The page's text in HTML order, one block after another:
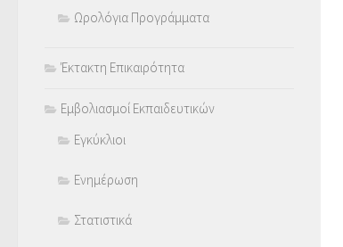
Ωρολόγια Προγράμματα
Έκτακτη Επικαιρότητα
Εμβολιασμοί Εκπαιδευτικών
Εγκύκλιοι
Ενημέρωση
Στατιστικά